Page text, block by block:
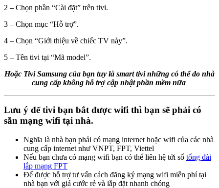
2 – Chọn phần “Cài đặt” trên tivi.
3 – Chọn mục “Hỗ trợ”.
4 – Chọn “Giới thiệu về chiếc TV này”.
5 – Tên tivi tại “Mã model”.
Hoặc Tivi Samsung của bạn tuy là smart tivi những có thể do nhà
cung cấp không hỗ trợ cập nhật phần mềm nữa
Lưu ý để tivi bạn bắt được wifi thì bạn sẽ phải có
sẵn mạng wifi tại nhà.
Nghĩa là nhà bạn phải có mạng internet hoặc wifi của các nhà
cung cấp internet như VNPT, FPT, Viettel
Nếu bạn chưa có mạng wifi bạn có thể liên hệ tới số tổng đài
lắp mạng FPT
Để được hỗ trợ tư vấn cách đăng ký mạng wifi miễn phí tại
nhà bạn với giá cước rẻ và lắp đặt nhanh chóng